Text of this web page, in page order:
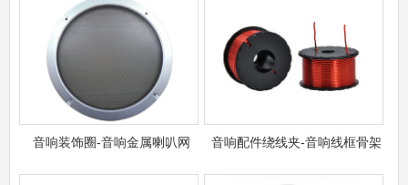
音响装饰圈​-音响金属喇叭网 音响配件绕线夹-音响线框骨架